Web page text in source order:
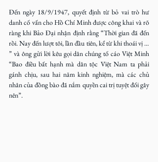
Đến ngày 18/9/1947, quyết định từ bỏ vai trò hư
danh cố vấn cho Hồ Chí Minh được công khai và rõ
ràng khi Bảo Đại nhận định rằng “Thời gian đã đến
rồi. Nay đến lượt tôi, lần đầu tiên, kể từ khi thoái vị …
” và ông gửi lời kêu gọi dân chúng tố cáo Việt Minh
“Bao điều bất hạnh mà dân tộc Việt Nam ta phải
gánh chịu, sau hai năm kinh nghiệm, mà các chủ
nhân của đồng bào đã nắm quyền cai trị tuyệt đối gây
nên”.